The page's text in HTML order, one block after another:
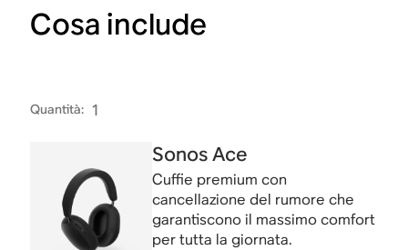
Cosa include
Quantità: 1
Sonos Ace
Cuffie premium con
cancellazione del rumore che
garantiscono il massimo comfort
per tutta la giornata.